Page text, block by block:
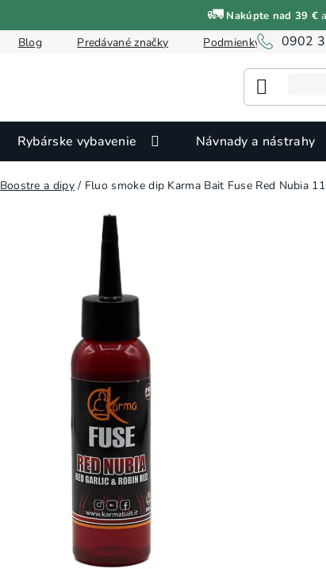
🚛 Nakúpte nad 39 €
Blog Predávané značky Podmienky ochrany
0902
Rybárske vybavenie Návnady a nástrahy
Boostre a dipy / Fluo smoke dip Karma Bait Fuse Red Nubia
Fluo smoke dip Karma Bait Fuse Red Nubia 115ml